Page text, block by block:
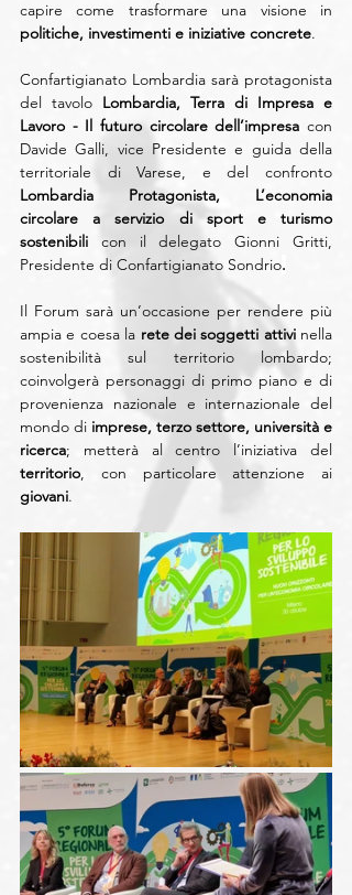
politiche, investimenti e iniziative concrete.
Confartigianato Lombardia sarà protagonista
del tavolo Lombardia, Terra di Impresa e
Lavoro - Il futuro circolare dell’impresa con
Davide Galli, vice Presidente e guida della
Lombardia Protagonista, L’economia
circolare a servizio di sport e turismo
sostenibili con il delegato Gionni Gritti,
Presidente di Confartigianato Sondrio.
Il Forum sarà un’occasione per rendere più
ampia e coesa la rete dei soggetti attivi nella
sostenibilità sul territorio lombardo;
coinvolgerà personaggi di primo piano e di
provenienza nazionale e internazionale del
mondo di imprese, terzo settore, università e
ricerca
territorio
giovani.